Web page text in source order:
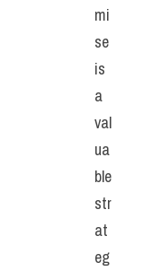
mi
se
is
a
val
ua
ble
str
at
eg